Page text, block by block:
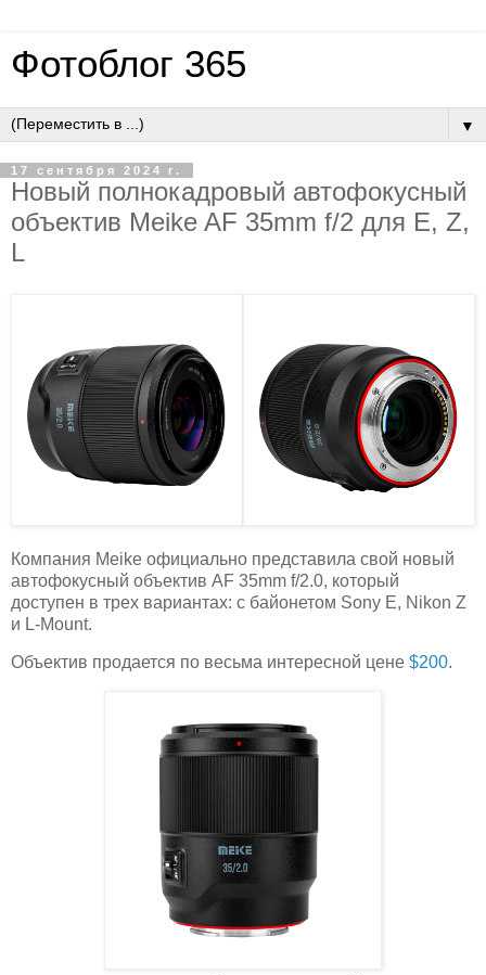
Фотоблог 365
▼
17 сентября 2024 г.
Новый полнокадровый автофокусный
объектив Meike AF 35mm f/2 для E, Z,
L
Компания Meike официально представила свой новый
автофокусный объектив AF 35mm f/2.0, который
доступен в трех вариантах: с байонетом Sony E, Nikon Z
и L-Mount.
Объектив продается по весьма интересной цене $200.